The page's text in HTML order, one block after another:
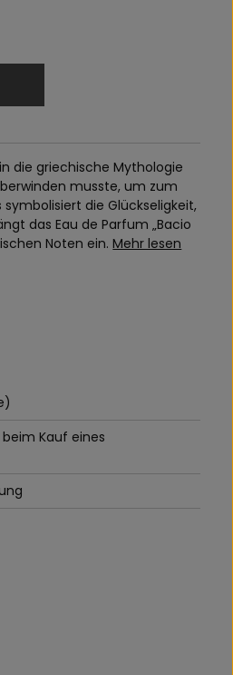
gewünschten
die griechische Mythologie
musste, um zum
die Glückseligkeit,
das Eau de Parfum „Bacio
Noten ein.Mehr lesen
Kauf eines